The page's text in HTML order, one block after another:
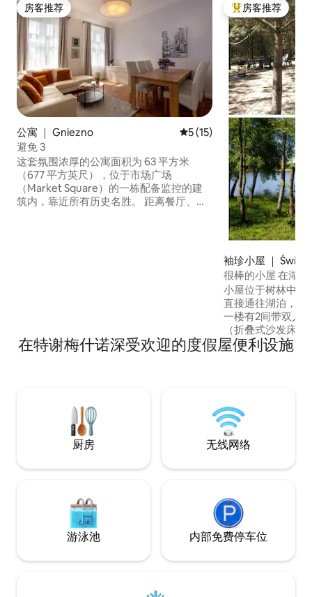
房客推荐
房客推荐
公寓 ｜ Gniezno 平均评分 5 分（满分 5 分）
5 (15)
避免 3
这套氛围浓厚的公寓面积为 63 平方米
（677 平方英尺），位于市场广场
（Market Square）的一栋配备监控的建
筑内，靠近所有历史名胜。 距离餐厅、地
热门「房客推荐」
房客推荐
袖珍小屋 ｜
很棒的小屋 在湖边
小屋位于树林中，
直接通往湖泊，最
一楼有2间带双人
（折叠式沙发床
灶、碗碟、大冰箱、咖
备淋浴设施和马桶
喜欢散步、骑自行
在特谢梅什诺深受欢迎的度假屋便利设施
厨房 无线网络
游泳池 内部免费停车位